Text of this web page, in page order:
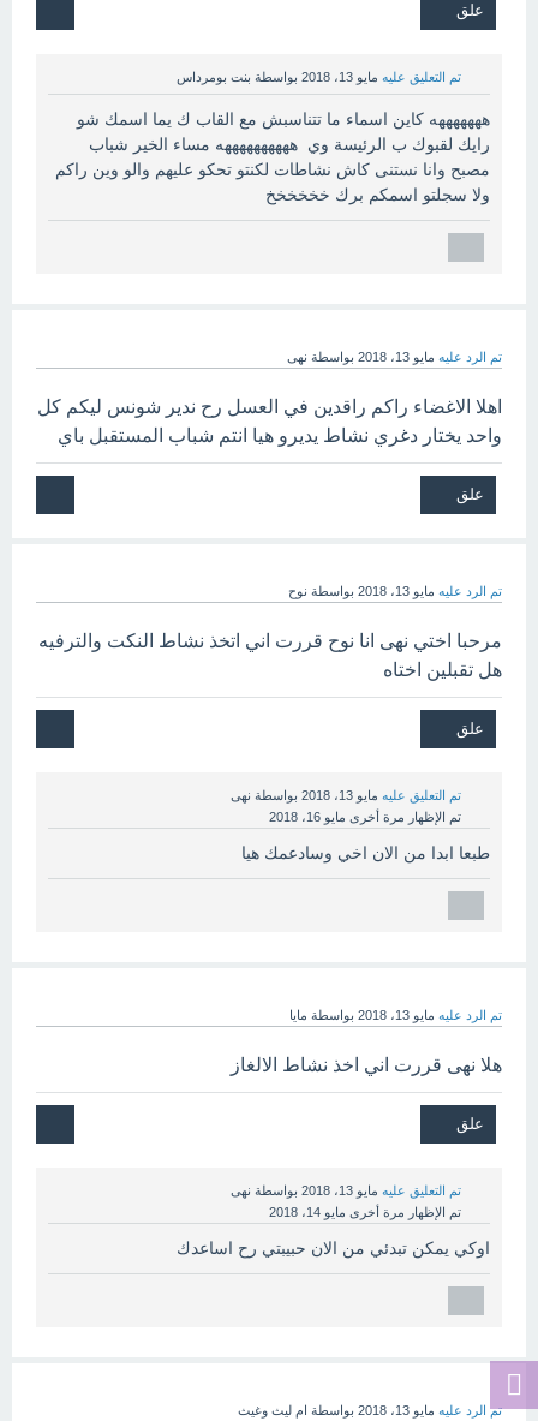
تم التعليق عليه مايو 13، 2018 بواسطة بنت بومرداس
هههههههه كاين اسماء ما تتناسبش مع القاب ك يما اسمك شو
رايك لقبوك ب الرئيسة وي ههههههههههه مساء الخير شباب
مصبح وانا نستنى كاش نشاطات لكنتو تحكو عليهم والو وين راكم
ولا سجلتو اسمكم برك خخخخخخ
تم الرد عليه مايو 13، 2018 بواسطة نهى
اهلا الاغضاء راكم راقدين في العسل رح ندير شونس ليكم كل
واحد يختار دغري نشاط يديرو هيا انتم شباب المستقبل باي
تم الرد عليه مايو 13، 2018 بواسطة نوح
مرحبا اختي نهى انا نوح قررت اني اتخذ نشاط النكت والترفيه
هل تقبلين اختاه
تم التعليق عليه مايو 13، 2018 بواسطة نهى
تم الإظهار مرة أخرى مايو 16، 2018
طبعا ابدا من الان اخي وسادعمك هيا
تم الرد عليه مايو 13، 2018 بواسطة مايا
هلا نهى قررت اني اخذ نشاط الالغاز
تم التعليق عليه مايو 13، 2018 بواسطة نهى
تم الإظهار مرة أخرى مايو 14، 2018
اوكي يمكن تبدئي من الان حبيبتي رح اساعدك
تم الرد عليه مايو 13، 2018 بواسطة ام ليث وغيث